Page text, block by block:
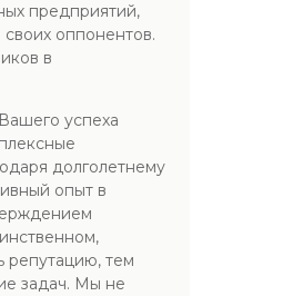
предприятий,
оппонентов.
в
успеха
долголетнему
опыт в
репутацию, тем
задач. Мы не